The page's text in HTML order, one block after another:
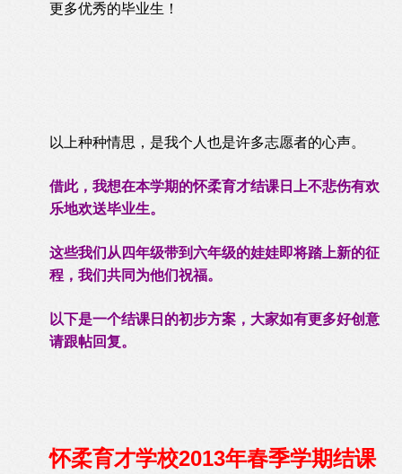
更多优秀的毕业生！
以上种种情思，是我个人也是许多志愿者的心声。
借此，我想在本学期的怀柔育才结课日上不悲伤有欢
乐地欢送毕业生。
这些我们从四年级带到六年级的娃娃即将踏上新的征
程，我们共同为他们祝福。
以下是一个结课日的初步方案，大家如有更多好创意
请跟帖回复。
怀柔育才学校2013年春季学期结课